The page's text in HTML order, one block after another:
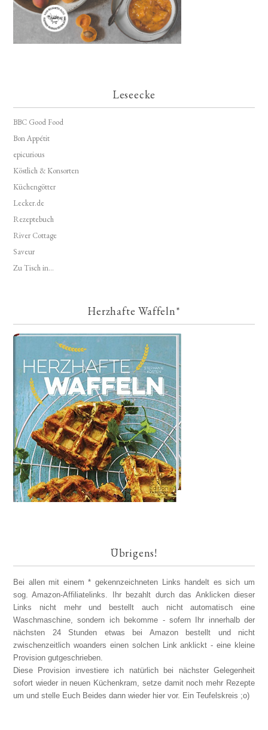
Leseecke
BBC Good Food
Bon Appétit
epicurious
Köstlich & Konsorten
Küchengötter
Lecker.de
Rezeptebuch
River Cottage
Saveur
Zu Tisch in...
Herzhafte Waffeln*
Übrigens!
Bei allen mit einem * gekennzeichneten Links handelt es sich um
sog. Amazon-Affiliatelinks. Ihr bezahlt durch das Anklicken dieser
Links nicht mehr und bestellt auch nicht automatisch eine
Waschmaschine, sondern ich bekomme - sofern Ihr innerhalb der
nächsten 24 Stunden etwas bei Amazon bestellt und nicht
zwischenzeitlich woanders einen solchen Link anklickt - eine kleine
Provision gutgeschrieben.
Diese Provision investiere ich natürlich bei nächster Gelegenheit
sofort wieder in neuen Küchenkram, setze damit noch mehr Rezepte
um und stelle Euch Beides dann wieder hier vor. Ein Teufelskreis ;o)